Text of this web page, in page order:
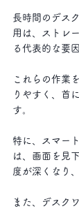
長時間のデス
用は、ストレ
る代表的な要
これらの作業
りやすく、首
す。
特に、スマー
は、画面を見
度が深くなり
また、デスク